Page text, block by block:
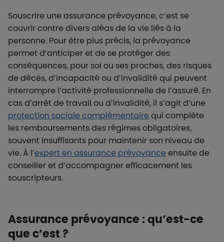
Souscrire une assurance prévoyance, c’est se
couvrir contre divers aléas de la vie liés à la
personne. Pour être plus précis, la prévoyance
permet d’anticiper et de se protéger des
conséquences, pour soi ou ses proches, des risques
de décès, d’incapacité ou d’invalidité qui peuvent
interrompre l’activité professionnelle de l’assuré. En
cas d’arrêt de travail ou d’invalidité, il s’agit d’une
protection sociale complémentairequi complète
les remboursements des régimes obligatoires,
souvent insuffisants pour maintenir son niveau de
vie. À l’expert en assurance prévoyanceensuite de
conseiller et d’accompagner efficacement les
souscripteurs.
Assurance prévoyance : qu’est-ce
que c’est ?